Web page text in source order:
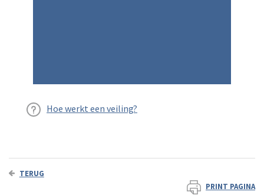
Hoe werkt een veiling?
TERUG
PRINT PAGINA